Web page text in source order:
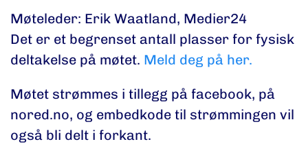
Møteleder: Erik Waatland, Medier24
Det er et begrenset antall plasser for fysisk
deltakelse på møtet. Meld deg på her.
Møtet strømmes i tillegg på facebook, på
nored.no, og embedkode til strømmingen vil
også bli delt i forkant.